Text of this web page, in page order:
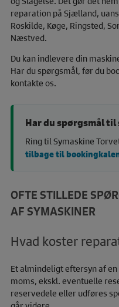
reparation på Sjælland,
Roskilde, Køge, Ringsted,
Næstved.
Du kan indlevere din
Har du spørgsmål, før du
kontakte os.
Har du spørgsmål
Ring til Symaskine
tilbage til
OFTE STILLEDE
AF SYMASKINER
Hvad koster
Et almindeligt eftersyn af
moms, ekskl. eventuelle
reservedele eller udføres